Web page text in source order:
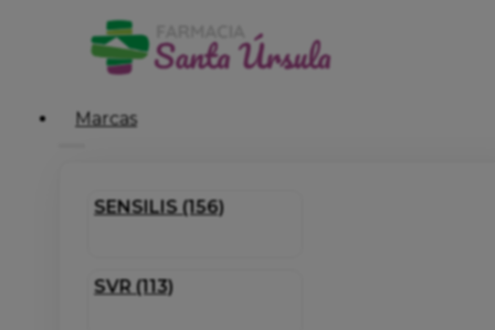
Marcas
SENSILIS (156)
SVR (113)